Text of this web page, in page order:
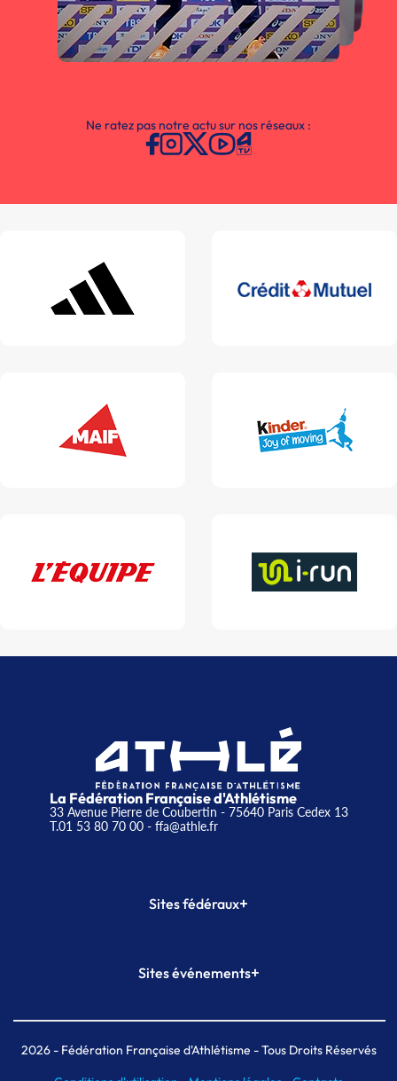
Ne ratez pas notre actu sur nos réseaux :
La Fédération Française d'Athlétisme
33 Avenue Pierre de Coubertin - 75640 Paris Cedex 13
T.01 53 80 70 00- ffa@athle.fr
Sites fédéraux+
Plateforme Formation
Sites événements+
Meeting de Paris indoor
MAIF Ekiden de Paris
2026- Fédération Française d'Athlétisme - Tous Droits Réservés